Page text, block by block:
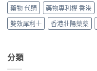
中
藥物 代購
藥物專利權 香港
雙效犀利士
香港壯陽藥藥
分類